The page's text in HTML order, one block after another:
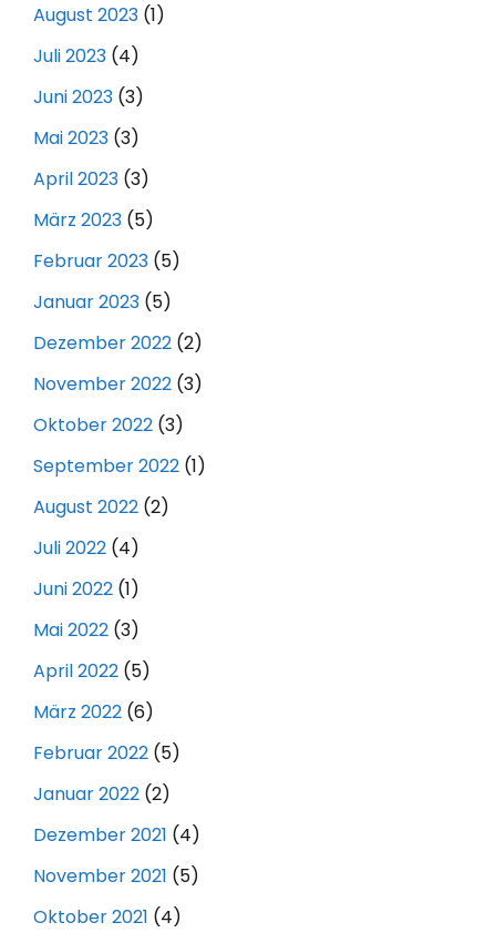
August 2023 (1)
Juli 2023 (4)
Juni 2023 (3)
Mai 2023 (3)
April 2023 (3)
März 2023 (5)
Februar 2023 (5)
Januar 2023 (5)
Dezember 2022 (2)
November 2022 (3)
Oktober 2022 (3)
September 2022 (1)
August 2022 (2)
Juli 2022 (4)
Juni 2022 (1)
Mai 2022 (3)
April 2022 (5)
März 2022 (6)
Februar 2022 (5)
Januar 2022 (2)
Dezember 2021 (4)
November 2021 (5)
Oktober 2021 (4)